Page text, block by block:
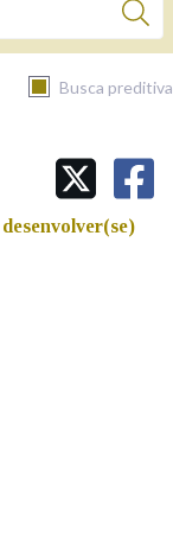
Busca preditiva
desenvolver(se)